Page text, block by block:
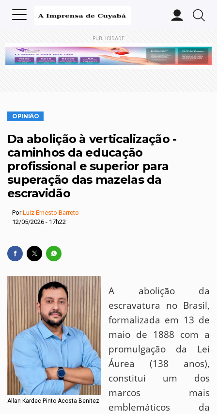
PUBLICIDADE
OPINIÃO
Da abolição à verticalização -
caminhos da educação
profissional e superior para
superação das mazelas da
escravidão
PorLuiz Ernesto Barreto
12/05/2026 - 17h22
Allan Kardec Pinto Acosta Benitez
A abolição da
escravatura no Brasil,
formalizada em 13 de
maio de 1888 com a
promulgação da Lei
Áurea (138 anos),
constitui um dos
marcos mais
emblemáticos da